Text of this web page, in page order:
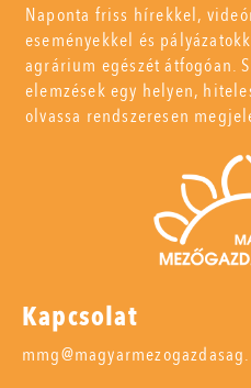
Naponta friss hírekkel,
eseményekkel és
agrárium egészét átfogóan.
elemzések egy helyen,
olvassa rendszeresen
Kapcsolat